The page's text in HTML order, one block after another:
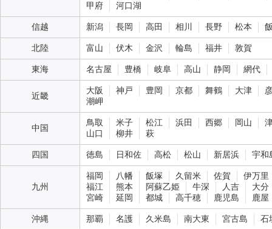
甲府
河口湖
信越 新潟 長岡 高田 相川 長野 松本
北陸 富山 伏木 金沢 輪島 福井 敦賀
東海 名古屋 豊橋 岐阜 高山 静岡 網代
近畿
大阪 神戸 豊岡 京都 舞鶴 大津
潮岬
中国
鳥取 米子 松江 浜田 西郷 岡山
山口
柳井 萩
四国 徳島 日和佐 高松 松山 新居浜 宇和
九州
福岡 八幡 飯塚 久留米 佐賀
伊万里
福江
熊本 阿蘇乙姫 牛深 人吉
大分
宮崎
延岡 都城 高千穂 鹿児島 鹿屋
沖縄 那覇 名護 久米島 南大東 宮古島 石